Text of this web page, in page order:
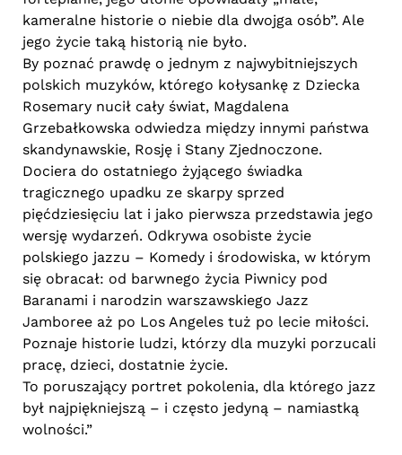
kameralne historie o niebie dla dwojga osób”. Ale
jego życie taką historią nie było.
By poznać prawdę o jednym z najwybitniejszych
polskich muzyków, którego kołysankę z Dziecka
Rosemary nucił cały świat, Magdalena
Grzebałkowska odwiedza między innymi państwa
skandynawskie, Rosję i Stany Zjednoczone.
Dociera do ostatniego żyjącego świadka
tragicznego upadku ze skarpy sprzed
pięćdziesięciu lat i jako pierwsza przedstawia jego
wersję wydarzeń. Odkrywa osobiste życie
polskiego jazzu – Komedy i środowiska, w którym
się obracał: od barwnego życia Piwnicy pod
Baranami i narodzin warszawskiego Jazz
Jamboree aż po Los Angeles tuż po lecie miłości.
Poznaje historie ludzi, którzy dla muzyki porzucali
pracę, dzieci, dostatnie życie.
To poruszający portret pokolenia, dla którego jazz
był najpiękniejszą – i często jedyną – namiastką
wolności.”